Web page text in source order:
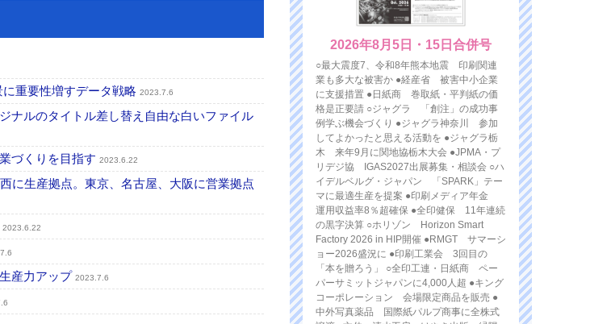
重要性増すデータ戦略 2023.7.6
ナルのタイトル差し替え自由な白いファイル
づくりを目指す 2023.6.22
に生産拠点。東京、名古屋、大阪に営業拠点
2023.6.22
産力アップ 2023.7.6
2026年8月5日・15日合併号
○最大震度7、令和8年熊本地震 印刷関連
業も多大な被害か ●経産省 被害中小企業
に支援措置 ●日紙商 巻取紙・平判紙の価
格是正要請 ○ジャグラ 「創注」の成功事
例学ぶ機会づくり ●ジャグラ神奈川 参加
してよかったと思える活動を ●ジャグラ栃
木 来年9月に関地協栃木大会 ●JPMA・プ
リデジ協 IGAS2027出展募集・相談会 ○ハ
イデルベルグ・ジャパン 「SPARK」テー
マに最適生産を提案 ●印刷メディア年金
運用収益率8％超確保 ●全印健保 11年連続
の黒字決算 ○ホリゾン Horizon Smart
Factory 2026 in HIP開催 ●RMGT サマーシ
ョー2026盛況に ●印刷工業会 3回目の
「本を贈ろう」 ○全印工連・日紙商 ペー
パーサミットジャパンに4,000人超 ●キング
コーポレーション 会場限定商品を販売 ●
中外写真薬品 国際紙パルプ商事に全株式